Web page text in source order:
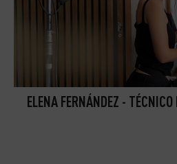
ELENA FERNÁNDEZ -